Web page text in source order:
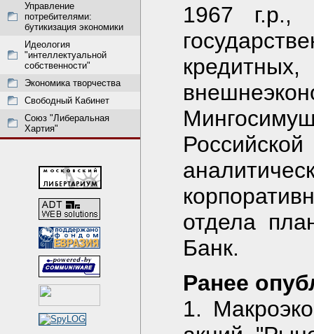
Управление
потребителями:
бутикизация экономики
Идеология
"интеллектуальной
собственности"
Экономика творчества
Свободный Кабинет
Союз "Либеральная
Хартия"
1967 г.р.,
отдела
Банк.
Ранее
1.